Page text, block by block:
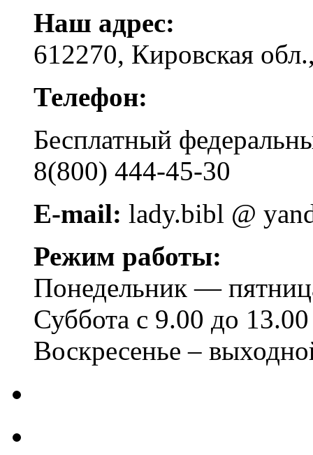
Наш адрес:
612270, Кировская
Телефон:
Бесплатный
8(800) 444-45-30
E-mail: lady.bibl @
Режим работы:
Понедельник —
Суббота с 9.00 до 13.00
Воскресенье –